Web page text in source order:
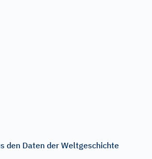
den Daten der Weltgeschichte